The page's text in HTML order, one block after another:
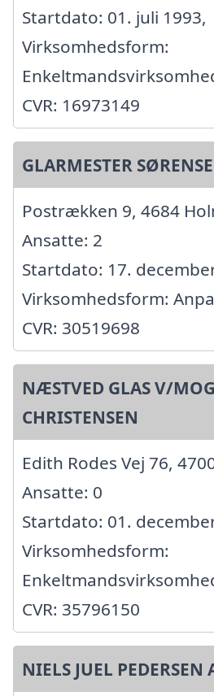
Startdato: 01. juli 1993,
Virksomhedsform:
CVR: 16973149
GLARMESTER
Postrækken 9, 4684
Ansatte: 2
Startdato: 17.
Virksomhedsform:
CVR: 30519698
NÆSTVED GLAS V/
CHRISTENSEN
Edith Rodes Vej 76,
Ansatte: 0
Startdato: 01.
Virksomhedsform:
CVR: 35796150
NIELS JUEL PEDERSEN